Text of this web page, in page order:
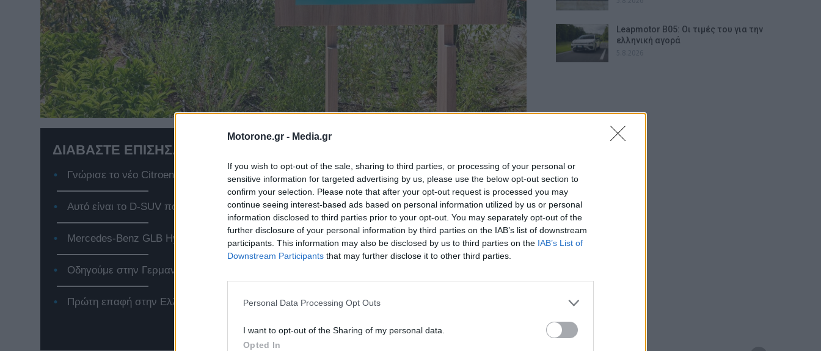
Motorone.gr - Media.gr
If you wish to opt-out of the sale, sharing to third parties, or processing of your personal or
sensitive information for targeted advertising by us, please use the below opt-out section to
confirm your selection. Please note that after your opt-out request is processed you may
continue seeing interest-based ads based on personal information utilized by us or personal
information disclosed to third parties prior to your opt-out. You may separately opt-out of the
further disclosure of your personal information by third parties on the IAB’s list of downstream
participants. This information may also be disclosed by us to third parties on the IAB’s List of
Downstream Participants that may further disclose it to other third parties.
Personal Data Processing Opt Outs
I want to opt-out of the Sharing of my personal data.
Opted In
ΔΙΑΒΑΣΤΕ ΕΠΙΣΗΣ...
Γνώρισε το νέο Citroen e-C3, το αμιγώς ηλεκτρικό αυτοκίνητο πόλης, από 17.900€!
Αυτό είναι το D-SUV που αλλάζει τα δεδομένα στην κατηγορία του!
Mercedes-Benz GLB Hybrid: Το premium SUV που έρχεται να αλλάξει τα δεδομένα
Οδηγούμε στην Γερμανία το Jeep Compass 4xe
Πρώτη επαφή στην Ελλάδα με το νέο Renault Twingo E-Tech
Leapmotor B05: Οι τιμές του για την
ελληνική αγορά